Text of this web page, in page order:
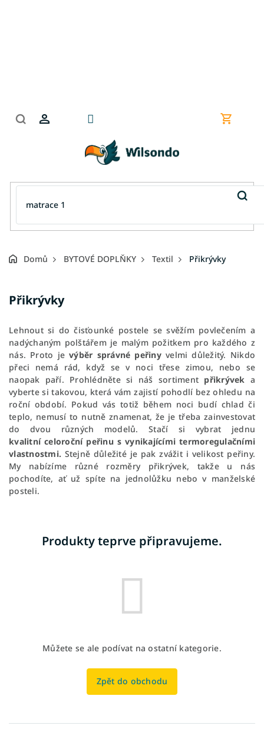
Nákupní
Domů BYTOVÉ DOPLŇKY Textil Přikrývky
Přikrývky
Lehnout si do čisťounké postele se svěžím povlečením a
nadýchaným polštářem je malým požitkem pro každého z
nás. Proto jevýběr správné peřinyvelmi důležitý. Nikdo
přeci nemá rád, když se v noci třese zimou, nebo se
naopak paří. Prohlédněte si náš sortiment přikrývek a
vyberte si takovou, která vám zajistí pohodlí bez ohledu na
roční období. Pokud vás totiž během noci budí chlad či
teplo, nemusí to nutně znamenat, že je třeba zainvestovat
do dvou různých modelů. Stačí si vybrat jednu
kvalitní celoroční peřinu s vynikajícími termoregulačními
vlastnostmi. Stejně důležité je pak zvážit i velikost peřiny.
My nabízíme různé rozměry přikrývek, takže u nás
pochodíte, ať už spíte na jednolůžku nebo v manželské
posteli.
Produkty teprve připravujeme.
Můžete se ale podívat na ostatní kategorie.
Zpět do obchodu